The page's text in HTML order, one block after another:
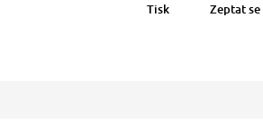
Tisk Zeptat se